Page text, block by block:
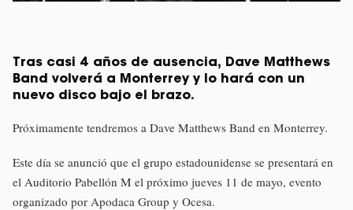
Tras casi 4 años de ausencia, Dave Matthews
Band volverá a Monterrey y lo hará con un
nuevo disco bajo el brazo.
Próximamente tendremos a Dave Matthews Band en Monterrey.
Este día se anunció que el grupo estadounidense se presentará en
el Auditorio Pabellón M el próximo jueves 11 de mayo, evento
organizado por Apodaca Group y Ocesa.